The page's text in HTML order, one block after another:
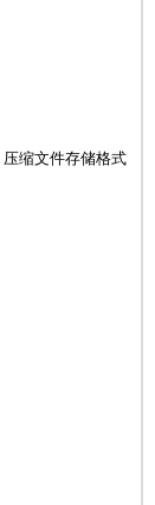
缩文件存储格式